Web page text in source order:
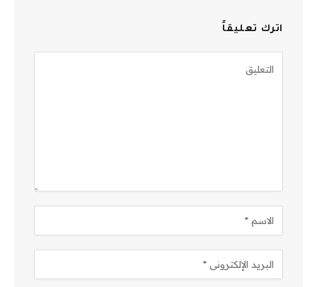
اترك تعليقاً